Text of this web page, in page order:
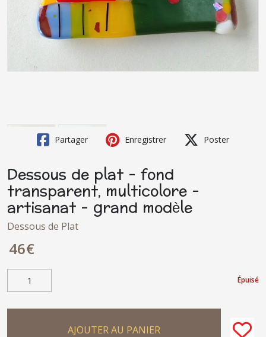
Partager Enregistrer Poster
Dessous de plat - fond
transparent, multicolore -
artisanat - grand modèle
Dessous de Plat
46€
Épuisé
AJOUTER AU PANIER